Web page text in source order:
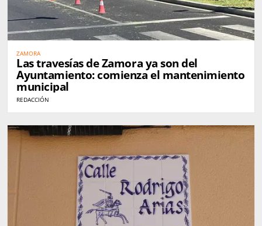
ZAMORA
Las travesías de Zamora ya son del
Ayuntamiento: comienza el mantenimiento
municipal
REDACCIÓN